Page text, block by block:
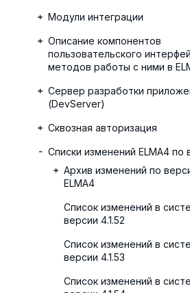
Модули интеграции
Описание компонентов
пользовательского
методов работы с ними в
Сервер разработки
(DevServer)
Сквозная авторизация
Списки изменений ELMA4 по
Архив изменений по
ELMA4
Список изменений в
версии 4.1.52
Список изменений в
версии 4.1.53
Список изменений в